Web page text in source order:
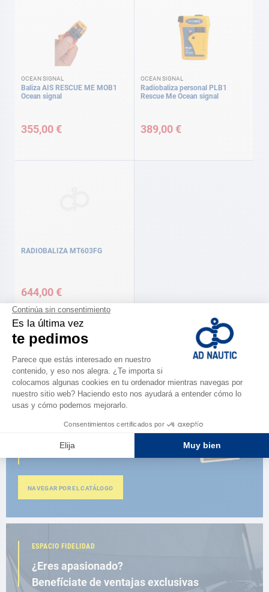
OCEAN SIGNAL
Baliza AIS RESCUE ME MOB1
Ocean signal
355,00 €
OCEAN SIGNAL
Radiobaliza personal PLB1
Rescue Me Ocean signal
389,00 €
RADIOBALIZA MT603FG
644,00 €
CATÁLOGO
la nueva guía AD 2026
NAVEGAR POR EL CATÁLOGO
ESPACIO FIDELIDAD
¿Eres apasionado?
Benefíciate de ventajas exclusivas